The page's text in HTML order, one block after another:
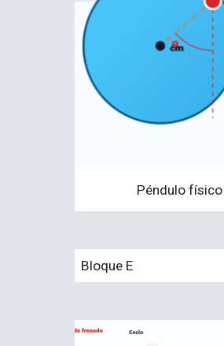
Péndulo físico
Bloque E